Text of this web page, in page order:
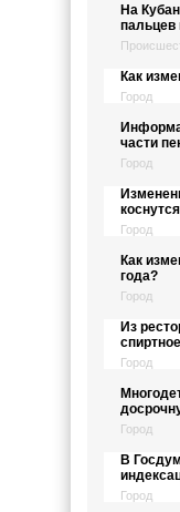
На
пальцев
Как
Город
части
Город
Город
Как
года?
Город
Из
спиртное
Город
Город
В
Город